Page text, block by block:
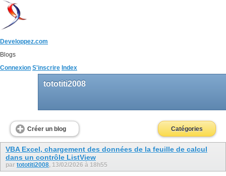
Developpez.com
Blogs
Connexion S'inscrire Index
tototiti2008
Créer un blog Catégories
VBA Excel, chargement des données de la feuille de calcul
dans un contrôle ListView
par tototiti2008, 13/02/2026 à 18h55